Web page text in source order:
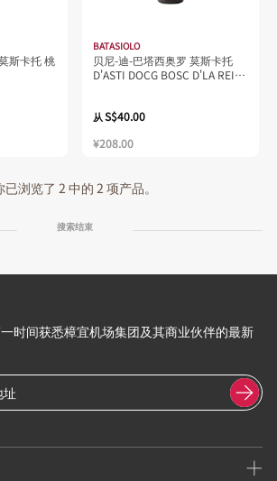
斯卡托 桃
BATASIOLO
贝尼-迪-巴塔西奥罗 莫斯卡托
D'ASTI DOCG BOSC D'LA REI
从S$40.00
¥208.00
已浏览了 2 中的 2 项产品。
搜索结束
时间获悉樟宜机场集团及其商业伙伴的最新